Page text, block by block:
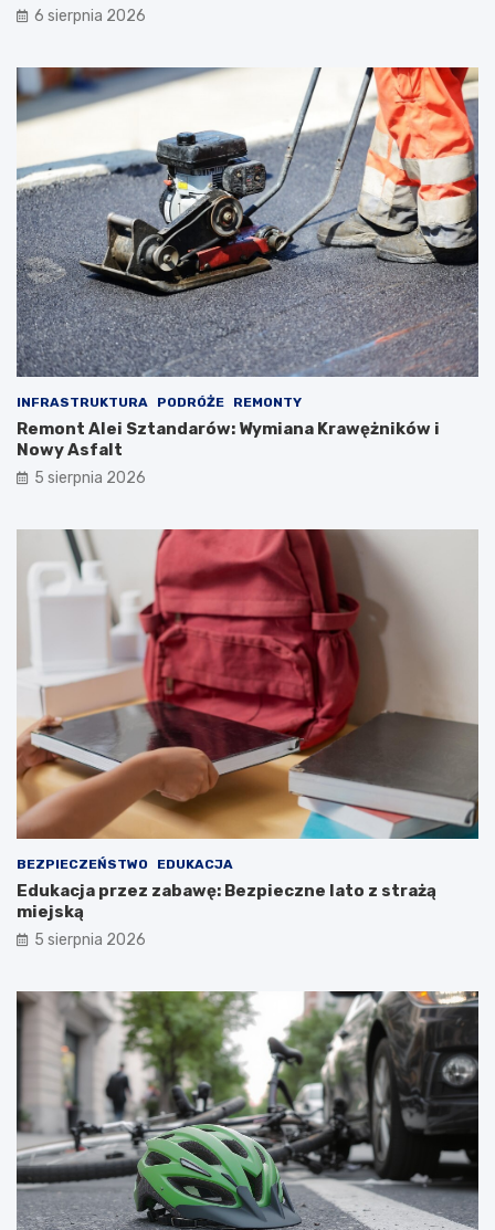
6 sierpnia 2026
INFRASTRUKTURA PODRÓŻE REMONTY
Remont Alei Sztandarów: Wymiana Krawężników i
Nowy Asfalt
5 sierpnia 2026
BEZPIECZEŃSTWO EDUKACJA
Edukacja przez zabawę: Bezpieczne lato z strażą
miejską
5 sierpnia 2026